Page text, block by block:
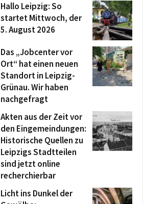
Hallo Leipzig: So
startet Mittwoch, der
5. August 2026
Das „Jobcenter vor
Ort“ hat einen neuen
Standort in Leipzig-
Grünau. Wir haben
nachgefragt
Akten aus der Zeit vor
den Eingemeindungen:
Historische Quellen zu
Leipzigs Stadtteilen
sind jetzt online
recherchierbar
Licht ins Dunkel der